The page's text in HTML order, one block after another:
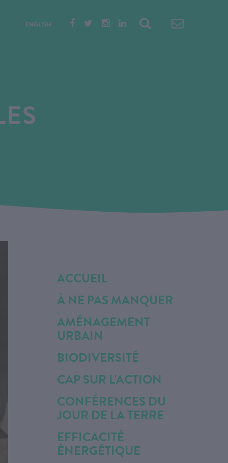
ENGLISH
ACCUEIL
À NE PAS MANQUER
AMÉNAGEMENT
URBAIN
BIODIVERSITÉ
CAP SUR L'ACTION
CONFÉRENCES DU
JOUR DE LA TERRE
EFFICACITÉ
ÉNERGÉTIQUE